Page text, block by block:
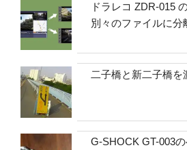
ドラレコ ZDR-015
別々のファイルに分
二子橋と新二子橋を
G-SHOCK GT-003